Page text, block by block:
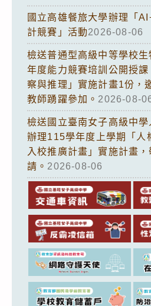
國立高雄餐旅大學辦理「
計競賽」活動2026-08-06
檢送普通型高級中等學校
年度能力競賽培訓公開授
察與推理」實施計畫1份，
教師踴躍參加。 2026-08-
檢送國立臺南女子高級中
辦理115學年度上學期「人
入校推廣計畫」實施計畫
請。 2026-08-06